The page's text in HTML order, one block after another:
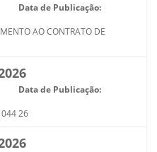
Data de Publicação:
AO CONTRATO DE
Data de Publicação:
044 26